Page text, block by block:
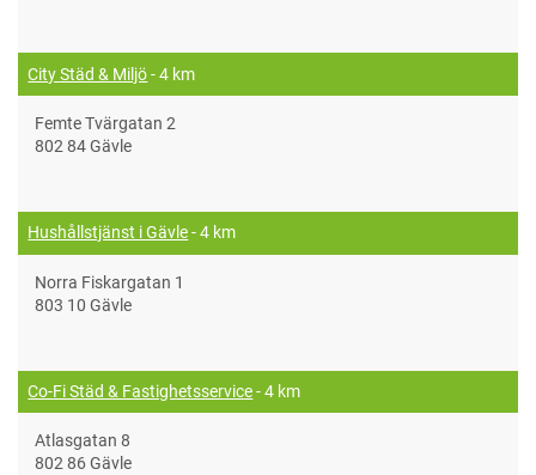
City Städ & Miljö- 4 km
Femte Tvärgatan 2
802 84 Gävle
Hushållstjänst i Gävle- 4 km
Norra Fiskargatan 1
803 10 Gävle
Co-Fi Städ & Fastighetsservice- 4 km
Atlasgatan 8
802 86 Gävle